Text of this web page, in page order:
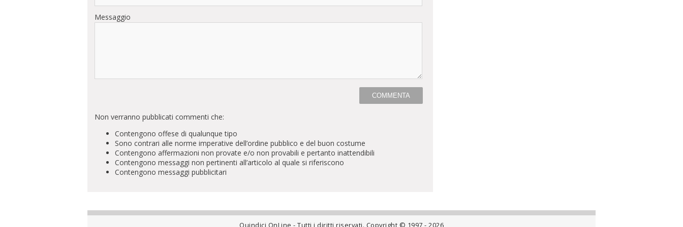
Messaggio
Non verranno pubblicati commenti che:
Contengono offese di qualunque tipo
Sono contrari alle norme imperative dell’ordine pubblico e del buon costume
Contengono affermazioni non provate e/o non provabili e pertanto inattendibili
Contengono messaggi non pertinenti all’articolo al quale si riferiscono
Contengono messaggi pubblicitari
Quindici OnLine - Tutti i diritti riservati. Copyright © 1997 - 2026